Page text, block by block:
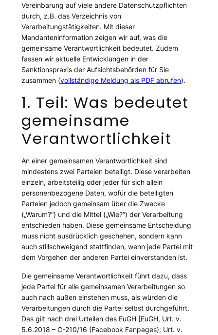
Vereinbarung auf viele andere Datenschutzpflichten
durch, z.B. das Verzeichnis von
Verarbeitungstätigkeiten. Mit dieser
Mandanteninformation zeigen wir auf, was die
gemeinsame Verantwortlichkeit bedeutet. Zudem
fassen wir aktuelle Entwicklungen in der
Sanktionspraxis der Aufsichtsbehörden für Sie
zusammen (vollständige Meldung als PDF abrufen).
1. Teil: Was bedeutet
gemeinsame
Verantwortlichkeit
An einer gemeinsamen Verantwortlichkeit sind
mindestens zwei Parteien beteiligt. Diese verarbeiten
einzeln, arbeitsteilig oder jeder für sich allein
personenbezogene Daten, wofür die beteiligten
Parteien jedoch gemeinsam über die Zwecke
(„Warum?“) und die Mittel („Wie?“) der Verarbeitung
entschieden haben. Diese gemeinsame Entscheidung
muss nicht ausdrücklich geschehen, sondern kann
auch stillschweigend stattfinden, wenn jede Partei mit
dem Vorgehen der anderen Partei einverstanden ist.
Die gemeinsame Verantwortlichkeit führt dazu, dass
jede Partei für alle gemeinsamen Verarbeitungen so
auch nach außen einstehen muss, als würden die
Verarbeitungen durch die Partei selbst durchgeführt.
Das gilt nach drei Urteilen des EuGH [EuGH, Urt. v.
5.6.2018 – C-210/16 (Facebook Fanpages); Urt. v.